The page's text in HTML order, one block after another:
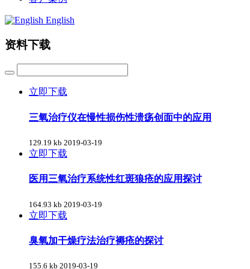
English
资料下载
立即下载
三氧治疗仪在慢性损伤性溃疡创面中的应用
129.19 kb 2019-03-19
立即下载
医用三氧治疗系统性红斑狼疮的应用探讨
164.93 kb 2019-03-19
立即下载
臭氧加干燥疗法治疗褥疮的探讨
155.6 kb 2019-03-19